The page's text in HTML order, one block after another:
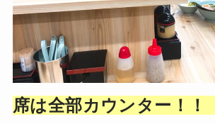
席は全部カウンター！！